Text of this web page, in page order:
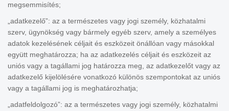
megsemmisítés;
„adatkezelő”: az a természetes vagy jogi személy, közhatalmi
szerv, ügynökség vagy bármely egyéb szerv, amely a személyes
adatok kezelésének céljait és eszközeit önállóan vagy másokkal
együtt meghatározza; ha az adatkezelés céljait és eszközeit az
uniós vagy a tagállami jog határozza meg, az adatkezelőt vagy az
adatkezelő kijelölésére vonatkozó különös szempontokat az uniós
vagy a tagállami jog is meghatározhatja;
„adatfeldolgozó”: az a természetes vagy jogi személy, közhatalmi